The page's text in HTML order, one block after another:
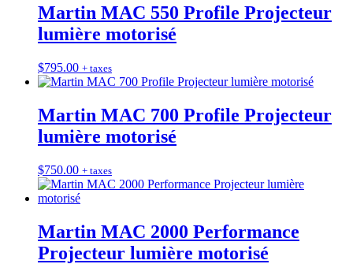
Martin MAC 550 Profile Projecteur
lumière motorisé
$795.00 + taxes
Martin MAC 700 Profile Projecteur
lumière motorisé
$750.00 + taxes
Martin MAC 2000 Performance
Projecteur lumière motorisé